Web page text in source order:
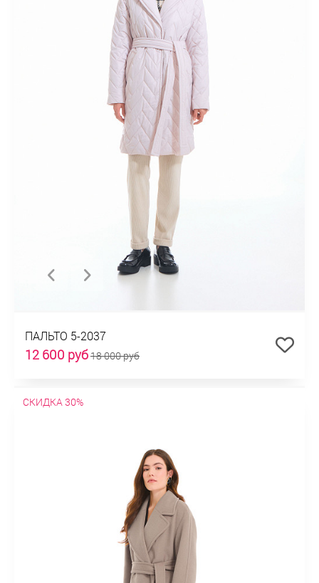
ПАЛЬТО 5-2037
12 600 руб18 000 руб
СКИДКА 30%